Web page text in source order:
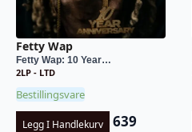
Fetty Wap
Fetty Wap: 10 Year…
2LP - LTD
Bestillingsvare
Legg I Handlekurv 639